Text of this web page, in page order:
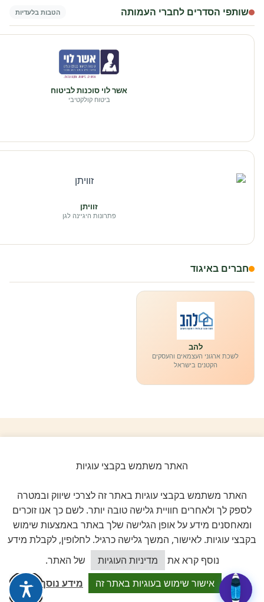
שותפי הסדרים לחברי העמותה הטבות בלעדיות
אשר לוי סוכנות לביטוח
ביטוח קולקטיבי
זוויתן
פתרונות היגיינה לגן
חברים באיגוד
להב
לשכת ארגוני העצמאים והעסקים
הקטנים בישראל
★★★★★על בסיס11 ביקורות מאומתות
לכל הביקורות ב-Google
D
Dalia attia
האתר משתמש בקבצי עוגיות
האתר משתמש בקבצי עוגיות באתר זה לצרכי שיווק ובמטרה
לספק לך ולאחרים חוויית גלישה טובה יותר. לשם כך אנו זוכרים
ומאחסנים מידע על אופן הגלישה שלך באתר באמצעות שימוש
בקבצי עוגיות. לאישור, המשך גלישה כרגיל. לחלופין, לקבלת מידע
נוסף קרא את
מדיניות העוגיות
של האתר.
אישור שימוש בעוגיות באתר זה
מידע נוסף